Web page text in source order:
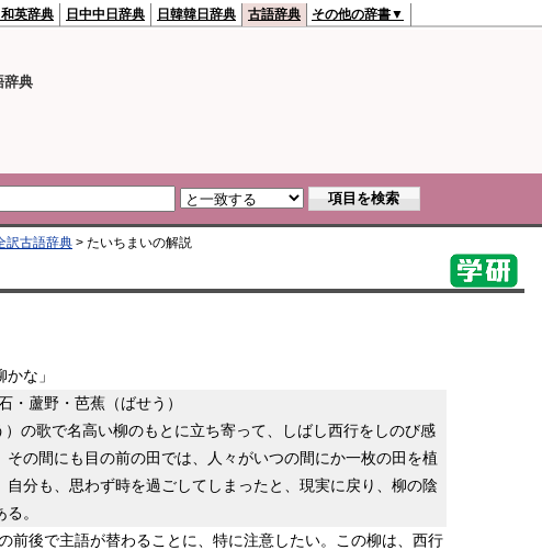
英辞典 日中中日辞典 日韓韓日辞典 古語辞典 その他の辞書▼
辞典
訳古語辞典 > たいちまいの解説
な」
蘆野・芭蕉（ばせう）
）の歌で名高い柳のもとに立ち寄って、しばし西行をしのび感
その間にも目の前の田では、人々がいつの間にか一枚の田を植
自分も、思わず時を過ごしてしまったと、現実に戻り、柳の陰
。
前後で主語が替わることに、特に注意したい。この柳は、西行